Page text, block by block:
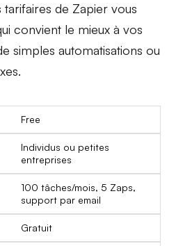
de Zapier vous
convient le mieux à vos
simples automatisations ou
Free
Individus ou petites
entreprises
100 tâches/mois, 5 Zaps,
support par email
Gratuit